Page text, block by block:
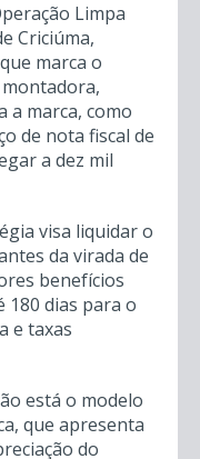
Limpa
Criciúma,
marca o
a marca, como
de nota fiscal de
a dez mil
visa liquidar o
da virada de
benefícios
180 dias para o
e taxas
está o modelo
que apresenta
do